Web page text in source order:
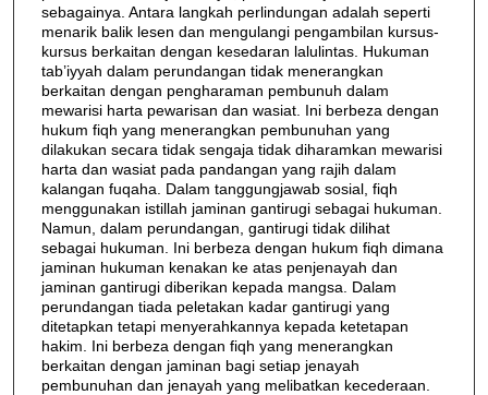
sebagainya. Antara langkah perlindungan adalah seperti
menarik balik lesen dan mengulangi pengambilan kursus-
kursus berkaitan dengan kesedaran lalulintas. Hukuman
tab’iyyah dalam perundangan tidak menerangkan
berkaitan dengan pengharaman pembunuh dalam
mewarisi harta pewarisan dan wasiat. Ini berbeza dengan
hukum fiqh yang menerangkan pembunuhan yang
dilakukan secara tidak sengaja tidak diharamkan mewarisi
harta dan wasiat pada pandangan yang rajih dalam
kalangan fuqaha. Dalam tanggungjawab sosial, fiqh
menggunakan istillah jaminan gantirugi sebagai hukuman.
Namun, dalam perundangan, gantirugi tidak dilihat
sebagai hukuman. Ini berbeza dengan hukum fiqh dimana
jaminan hukuman kenakan ke atas penjenayah dan
jaminan gantirugi diberikan kepada mangsa. Dalam
perundangan tiada peletakan kadar gantirugi yang
ditetapkan tetapi menyerahkannya kepada ketetapan
hakim. Ini berbeza dengan fiqh yang menerangkan
berkaitan dengan jaminan bagi setiap jenayah
pembunuhan dan jenayah yang melibatkan kecederaan.